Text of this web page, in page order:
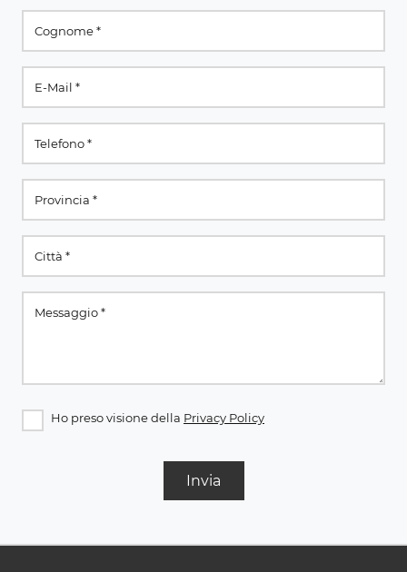
Ho preso visione della Privacy Policy
Invia